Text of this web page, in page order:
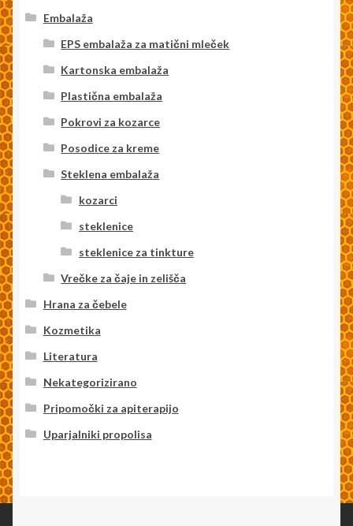
Embalaža
EPS embalaža za matični mleček
Kartonska embalaža
Plastična embalaža
Pokrovi za kozarce
Posodice za kreme
Steklena embalaža
kozarci
steklenice
steklenice za tinkture
Vrečke za čaje in zelišča
Hrana za čebele
Kozmetika
Literatura
Nekategorizirano
Pripomočki za apiterapijo
Uparjalniki propolisa